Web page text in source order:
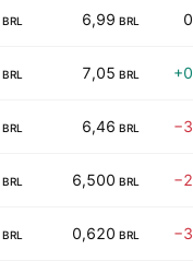
BRL 6,99 BRL
BRL 7,05 BRL
BRL 6,46 BRL
BRL 6,500 BRL
BRL 0,620 BRL